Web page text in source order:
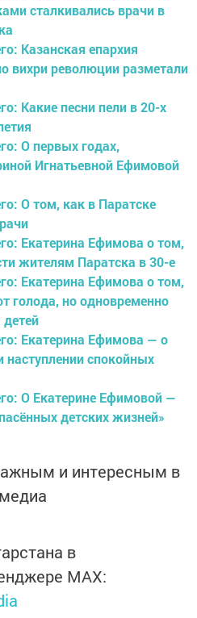
сталкивались врачи в
Казанская епархия
вихри революции разметали
Какие песни пели в 20-х
О первых годах,
Игнатьевной Ефимовой
О том, как в Паратске
Екатерина Ефимова о том,
жителям Паратска в 30-е
Екатерина Ефимова о том,
голода, но одновременно
Екатерина Ефимова — о
наступлении спокойных
О Екатерине Ефимовой —
детских жизней»
и интересным в
в
MАХ: